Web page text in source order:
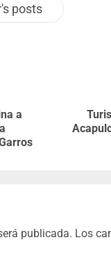
posts
a
publicada. Los